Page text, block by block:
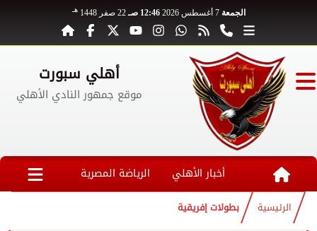
الجمعة 7 أغسطس 2026 12:46 صـ 22 صفر 1448 هـ
أهلي سبورت
موقع جمهور النادي الأهلي
أخبار الأهلي الرياضة المصرية
الرئيسية بطولات إفريقية